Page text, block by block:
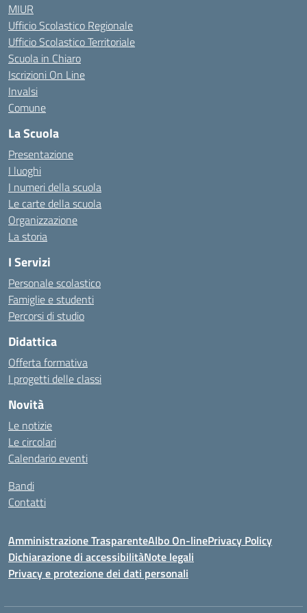
MIUR
Ufficio Scolastico Regionale
Ufficio Scolastico Territoriale
Scuola in Chiaro
Iscrizioni On Line
Invalsi
Comune
La Scuola
Presentazione
I luoghi
I numeri della scuola
Le carte della scuola
Organizzazione
La storia
I Servizi
Personale scolastico
Famiglie e studenti
Percorsi di studio
Didattica
Offerta formativa
I progetti delle classi
Novità
Le notizie
Le circolari
Calendario eventi
Bandi
Contatti
Amministrazione TrasparenteAlbo On-linePrivacy Policy
Dichiarazione di accessibilitàNote legali
Privacy e protezione dei dati personali